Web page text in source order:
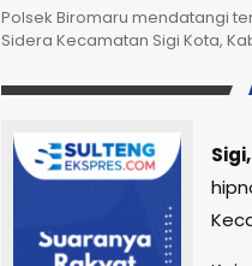
Polsek Biromaru mendatangi
Sidera Kecamatan Sigi Kota,